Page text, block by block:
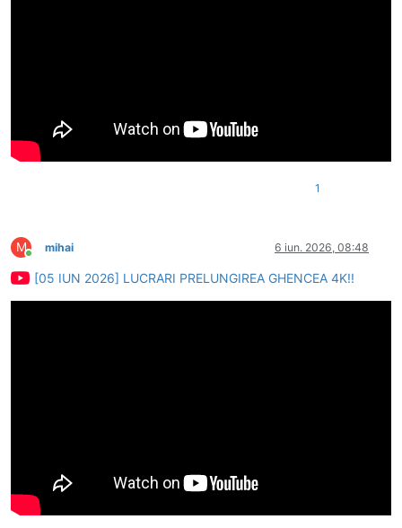
1
M
Conectat
mihai 6 iun. 2026, 08:48
[05 IUN 2026] LUCRARI PRELUNGIREA GHENCEA 4K!!